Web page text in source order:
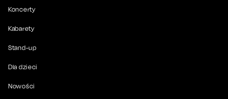
Koncerty
Kabarety
Stand-up
Dla dzieci
Nowości